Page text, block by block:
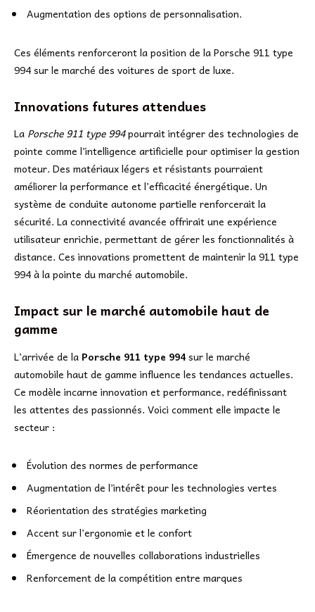
Augmentation des options de personnalisation.
Ces éléments renforceront la position de la Porsche 911 type
994 sur le marché des voitures de sport de luxe.
Innovations futures attendues
La Porsche 911 type 994pourrait intégrer des technologies de
pointe comme l’intelligence artificielle pour optimiser la gestion
moteur. Des matériaux légers et résistants pourraient
améliorer la performance et l’efficacité énergétique. Un
système de conduite autonome partielle renforcerait la
sécurité. La connectivité avancée offrirait une expérience
utilisateur enrichie, permettant de gérer les fonctionnalités à
distance. Ces innovations promettent de maintenir la 911 type
994 à la pointe du marché automobile.
Impact sur le marché automobile haut de
gamme
L’arrivée de la Porsche 911 type 994 sur le marché
automobile haut de gamme influence les tendances actuelles.
Ce modèle incarne innovation et performance, redéfinissant
les attentes des passionnés. Voici comment elle impacte le
secteur :
Évolution des normes de performance
Augmentation de l’intérêt pour les technologies vertes
Réorientation des stratégies marketing
Accent sur l’ergonomie et le confort
Émergence de nouvelles collaborations industrielles
Renforcement de la compétition entre marques